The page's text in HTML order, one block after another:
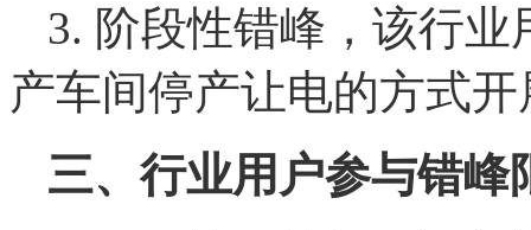
3. 阶段性错峰，该行
产车间停产让电的方式
三、行业用户参与错峰